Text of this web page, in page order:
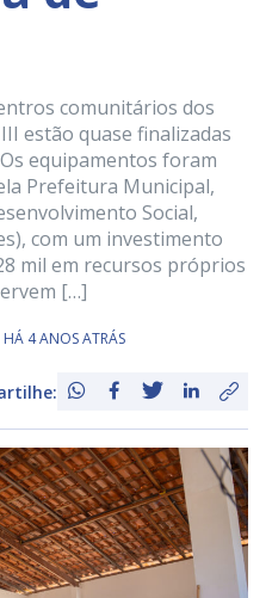
comunitários dos
estão quase finalizadas
equipamentos foram
Prefeitura Municipal,
Social,
com um investimento
mil em recursos próprios
[…]
4 ANOS ATRÁS